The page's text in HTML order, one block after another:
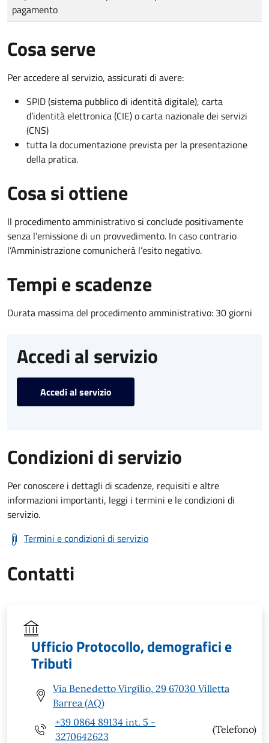
pagamento
Cosa serve
Per accedere al servizio, assicurati di avere:
SPID (sistema pubblico di identità digitale), carta
d’identità elettronica (CIE) o carta nazionale dei servizi
(CNS)
tutta la documentazione prevista per la presentazione
della pratica.
Cosa si ottiene
Il procedimento amministrativo si conclude positivamente
senza l’emissione di un provvedimento. In caso contrario
l’Amministrazione comunicherà l’esito negativo.
Tempi e scadenze
Durata massima del procedimento amministrativo: 30 giorni
Accedi al servizio
Accedi al servizio
Condizioni di servizio
Per conoscere i dettagli di scadenze, requisiti e altre
informazioni importanti, leggi i termini e le condizioni di
servizio.
Termini e condizioni di servizio
Contatti
Ufficio Protocollo, demografici e
Tributi
Via Benedetto Virgilio, 29 67030 Villetta
Barrea (AQ)
+39 0864 89134 int. 5 -
3270642623
(Telefono)